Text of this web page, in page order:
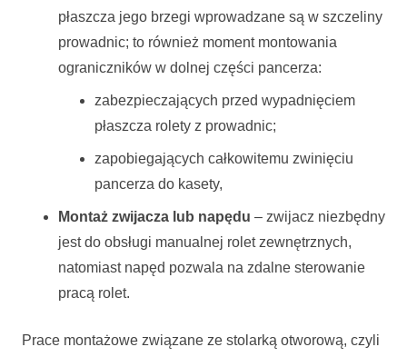
płaszcza jego brzegi wprowadzane są w szczeliny
prowadnic; to również moment montowania
ograniczników w dolnej części pancerza:
zabezpieczających przed wypadnięciem
płaszcza rolety z prowadnic;
zapobiegających całkowitemu zwinięciu
pancerza do kasety,
Montaż zwijacza lub napędu – zwijacz niezbędny
jest do obsługi manualnej rolet zewnętrznych,
natomiast napęd pozwala na zdalne sterowanie
pracą rolet.
Prace montażowe związane ze stolarką otworową, czyli